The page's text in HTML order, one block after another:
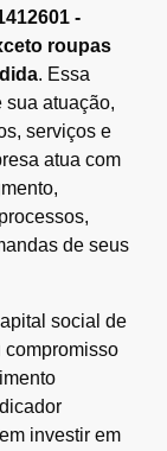
-
roupas
. Essa
sua atuação,
serviços e
atua com
de seus
social de
compromisso
investir em